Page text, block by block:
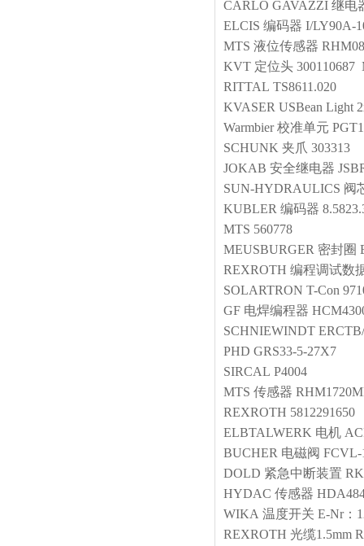
CARLO GAVAZZI 继电
ELCIS 编码器 I/LY90A-
MTS 液位传感器
KVT 定位头 300110687
RITTAL TS8611.020
KVASER USBean Light
Warmbier 校准单元
SCHUNK 夹爪 303313
JOKAB 安全继电器
SUN-HYDRAULICS 阀
KUBLER 编码器
MTS 560778
MEUSBURGER 密封圈
REXROTH 编程调试数
SOLARTRON T-Con
GF 电焊编程器
SCHNIEWINDT
PHD GRS33-5-27X7
SIRCAL P4004
MTS 传感器
REXROTH 5812291650
ELBTALWERK 电机
BUCHER 电磁阀 FCVL-
DOLD 紧急中断装置
HYDAC 传感器
WIKA 温度开关 E-Nr：
REXROTH 光缆1.5mm